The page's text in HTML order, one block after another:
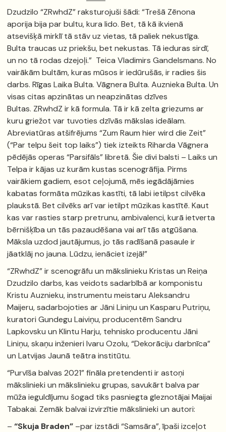
Dzudzilo “ZRwhdZ” raksturojuši šādi: “Trešā Zēnona
aporija bija par bultu, kura lido. Bet, tā kā ikvienā
atsevišķā mirklī tā stāv uz vietas, tā paliek nekustīga.
Bulta traucas uz priekšu, bet nekustas. Tā ieduras sirdī,
un no tā rodas dzejoļi.” Teica Vladimirs Gandelsmans. No
vairākām bultām, kuras mūsos ir iedūrušās, ir radies šis
darbs. Rīgas Laika Bulta. Vāgnera Bulta. Auznieka Bulta. Un
visas citas apzinātas un neapzinātas dzīves
Bultas. ZRwhdZ ir kā formula. Tā ir kā zelta griezums ar
kuru griežot var tuvoties dzīvās mākslas ideālam.
Abreviatūras atšifrējums “Zum Raum hier wird die Zeit”
(“Par telpu šeit top laiks”) tiek izteikts Riharda Vāgnera
pēdējās operas “Parsifāls” libretā. Šie divi balsti – Laiks un
Telpa ir kājas uz kurām kustas scenogrāfija. Pirms
vairākiem gadiem, esot ceļojumā, mēs iegādājāmies
kabatas formāta mūzikas kastīti, tā labi ietilpst cilvēka
plaukstā. Bet cilvēks arī var ietilpt mūzikas kastītē. Kaut
kas var rasties starp pretrunu, ambivalenci, kurā ietverta
bērnišķība un tās pazaudēšana vai arī tās atgūšana.
Māksla uzdod jautājumus, jo tās radīšanā pasaule ir
jāatklāj no jauna. Lūdzu, ienāciet izejā!”
“ZRwhdZ” ir scenogrāfu un mākslinieku Kristas un Reiņa
Dzudzilo darbs, kas veidots sadarbībā ar komponistu
Kristu Auznieku, instrumentu meistaru Aleksandru
Maijeru, sadarbojoties ar Jāni Liniņu un Kasparu Putriņu,
kuratori Gundegu Laiviņu, producentēm Sandru
Lapkovsku un Klintu Harju, tehnisko producentu Jāni
Liniņu, skaņu inženieri Ivaru Ozolu, “Dekorāciju darbnīca”
un Latvijas Jaunā teātra institūtu.
“Purvīša balvas 2021” fināla pretendenti ir astoņi
mākslinieki un mākslinieku grupas, savukārt balva par
mūža ieguldījumu šogad tiks pasniegta gleznotājai Maijai
Tabakai. Zemāk balvai izvirzītie mākslinieki un autori:
– “Skuja Braden” –par izstādi “Samsāra”, īpaši izceļot